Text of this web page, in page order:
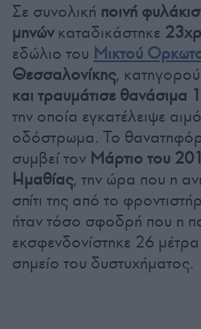
Σε συνολική ποινή
μηνώνκαταδικάστηκε
εδώλιο του Μικτού
Θεσσαλονίκης,
και τραυμάτισε θανάσιμα
την οποία εγκατέλειψε
οδόστρωμα. Το
συμβεί τον Μάρτιο του
Ημαθίας, την ώρα που η
σπίτι της από το
ήταν τόσο σφοδρή που η
εκσφενδονίστηκε 26
σημείο του δυστυχήματος.